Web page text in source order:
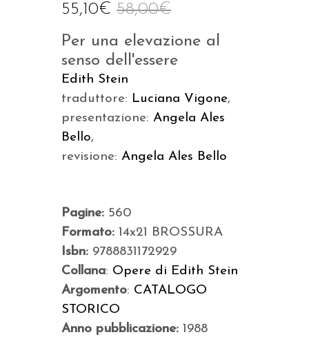
58,00€
55,10€
Per una elevazione al
senso dell'essere
Edith Stein
traduttore: Luciana Vigone,
presentazione: Angela Ales
Bello,
revisione: Angela Ales Bello
Pagine: 560
Formato: 14x21 BROSSURA
Isbn: 9788831172929
Collana: Opere di Edith Stein
Argomento: CATALOGO
STORICO
Anno pubblicazione: 1988